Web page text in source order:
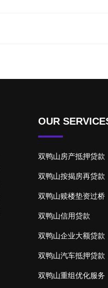
OUR
双鸭山房产抵押贷款
双鸭山按揭房再贷款
双鸭山赎楼垫资过桥
双鸭山信用贷款
双鸭山企业大额贷款
双鸭山汽车抵押贷款
双鸭山重组优化服务